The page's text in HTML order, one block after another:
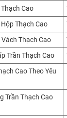
Cao
Thạch Cao
Thạch Cao
Trần Thạch Cao
Cao Theo Yêu
Trần Thạch Cao